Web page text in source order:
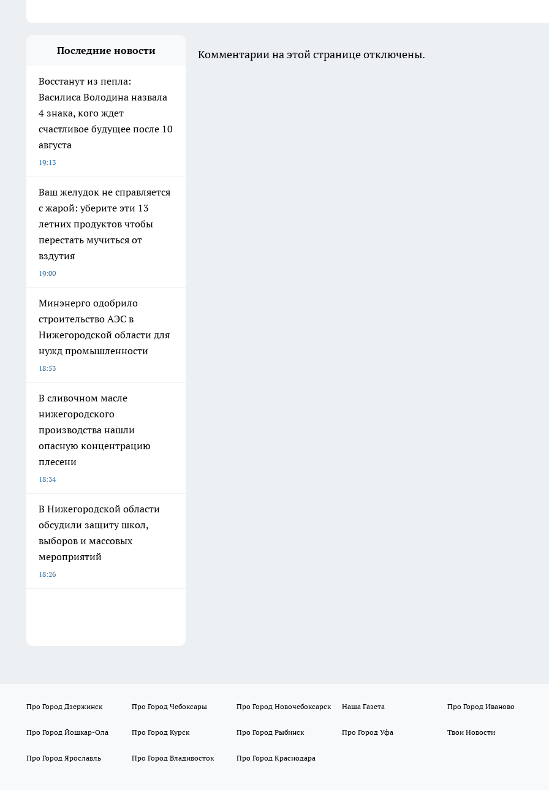
Последние новости
Восстанут из пепла:
Василиса Володина назвала
4 знака, кого ждет
счастливое будущее после 10
августа
19:13
Ваш желудок не справляется
с жарой: уберите эти 13
летних продуктов чтобы
перестать мучиться от
вздутия
19:00
Минэнерго одобрило
строительство АЭС в
Нижегородской области для
нужд промышленности
18:53
В сливочном масле
нижегородского
производства нашли
опасную концентрацию
плесени
18:34
В Нижегородской области
обсудили защиту школ,
выборов и массовых
мероприятий
18:26
Комментарии на этой странице отключены.
Про Город Дзержинск Про Город Чебоксары Про Город Новочебоксарск Наша Газета Про Город Иваново
Про Город Йошкар-Ола Про Город Курск Про Город Рыбинск Про Город Уфа Твои Новости
Про Город Ярославль Про Город Владивосток Про Город Краснодара